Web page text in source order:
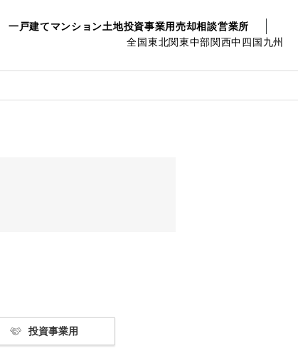
一戸建てマンション土地投資事業用売却相談営業所
全国東北関東中部関西中四国九州
投資事業用